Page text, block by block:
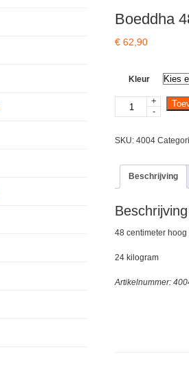
Boeddha
€ 62,90
Kleur
Boeddha
48cm
+
-
SKU: 4004
Beschrijving
Beschrijving
48 centimeter hoog
24 kilogram
Artikelnummer: